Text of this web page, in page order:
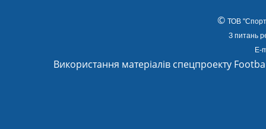
© ТОВ
З питань
E-
Використання матеріалів спецпроекту